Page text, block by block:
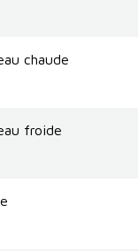
chaude
froide